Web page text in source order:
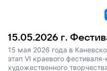
15 мая 2026 года в
этап VI краевого
художественного